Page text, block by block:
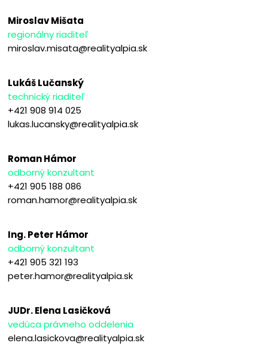
Miroslav Mišata
regionálny riaditeľ
miroslav.misata@realityalpia.sk
Lukáš Lučanský
technický riaditeľ
+421 908 914 025
lukas.lucansky@realityalpia.sk
Roman Hámor
odborný konzultant
+421 905 188 086
roman.hamor@realityalpia.sk
Ing. Peter Hámor
odborný konzultant
+421 905 321 193
peter.hamor@realityalpia.sk
JUDr. Elena Lasičková
vedúca právneho oddelenia
elena.lasickova@realityalpia.sk